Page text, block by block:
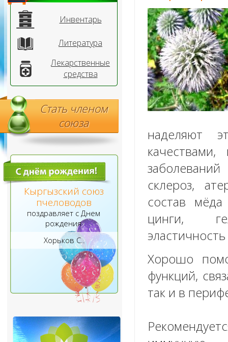
Инвентарь
Литература
Лекарственные
средства
Стать членом
союза
Кыргызский союз
пчеловодов
поздравляет с Днем
рождения
Хорьков С..
наделяют
склероз,
состав
цинги,
Хорошо
функций,
так и в